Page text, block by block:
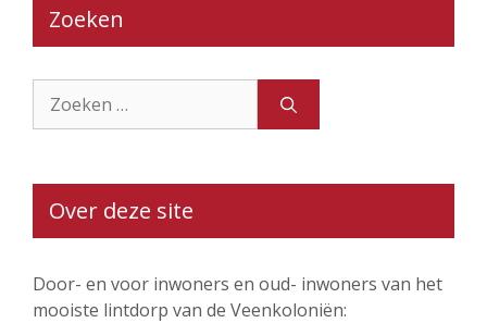
Zoeken
naar:
Over deze site
Door- en voor inwoners en oud- inwoners van het
mooiste lintdorp van de Veenkoloniën: